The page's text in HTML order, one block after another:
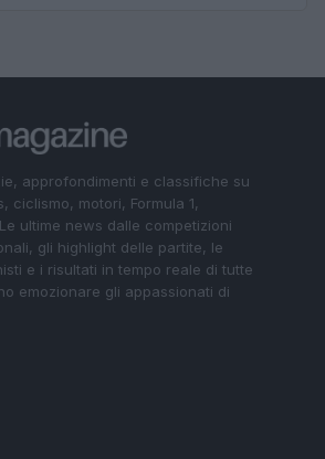
approfondimenti e classifiche su
ciclismo, motori, Formula 1,
ultime news dalle competizioni
gli highlight delle partite, le
e i risultati in tempo reale di tutte
emozionare gli appassionati di